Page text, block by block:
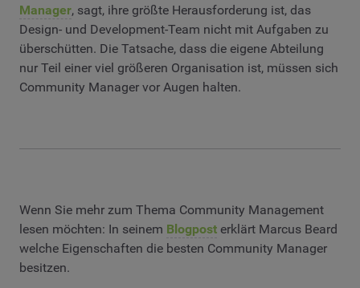
Manager, sagt, ihre größte Herausforderung ist, das
Design- und Development-Team nicht mit Aufgaben zu
überschütten. Die Tatsache, dass die eigene Abteilung
nur Teil einer viel größeren Organisation ist, müssen sich
Community Manager vor Augen halten.
Wenn Sie mehr zum Thema Community Management
lesen möchten: In seinem Blogpost erklärt Marcus Beard
welche Eigenschaften die besten Community Manager
besitzen.